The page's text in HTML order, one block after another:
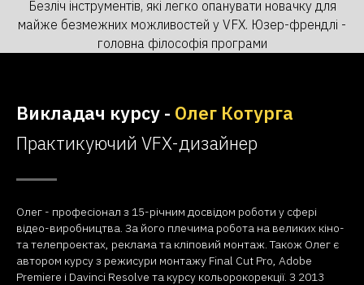
Безліч інструментів, які легко опанувати новачку для
майже безмежних можливостей у VFX. Юзер-френдлі -
головна філософія програми
Викладач курсу - Олег Котурга
Практикуючий VFX-дизайнер
Олег - професіонал з 15-річним досвідом роботи у сфері
відео-виробництва. За його плечима робота на великих кіно-
та телепроектах, реклама та кліповий монтаж. Також Олег є
автором курсу з режисури монтажу Final Cut Pro, Adobe
Premiere і Davinci Resolve та курсу кольорокорекції. З 2013